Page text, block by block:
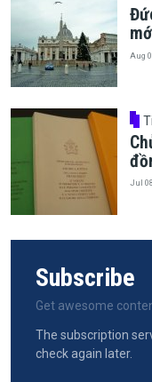
Aug
Jul
Subscribe
Get awesome
The subscription
check again later.